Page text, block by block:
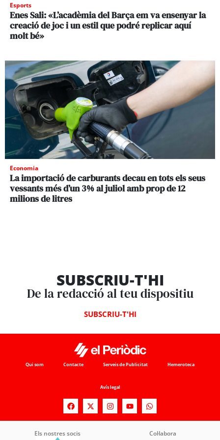
Esports
Enes Sali: «L’acadèmia del Barça em va ensenyar la
creació de joc i un estil que podré replicar aquí
molt bé»
Economia
La importació de carburants decau en tots els seus
vessants més d’un 3% al juliol amb prop de 12
milions de litres
SUBSCRIU-T'HI
De la redacció al teu dispositiu
SUBSCRIU-T'HI
Qui som Contacte Serveis de Publicitat Hemeroteca
Avís legal
Els nostres socis Col·labora